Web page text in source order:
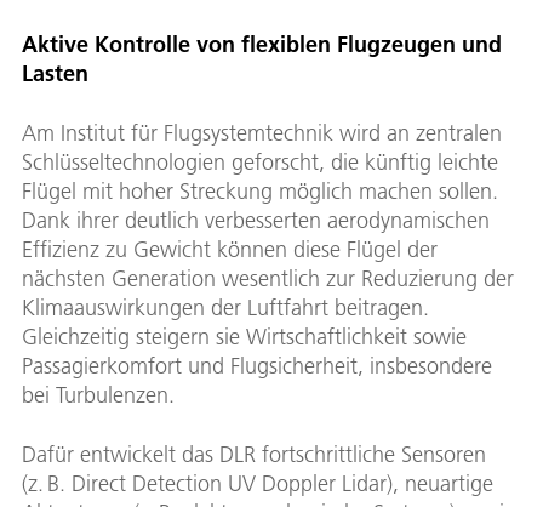
Aktive Kontrolle von flexiblen Flugzeugen und
Lasten
Am Institut für Flugsystemtechnik wird an zentralen
Schlüsseltechnologien geforscht, die künftig leichte
Flügel mit hoher Streckung möglich machen sollen.
Dank ihrer deutlich verbesserten aerodynamischen
Effizienz zu Gewicht können diese Flügel der
nächsten Generation wesentlich zur Reduzierung der
Klimaauswirkungen der Luftfahrt beitragen.
Gleichzeitig steigern sie Wirtschaftlichkeit sowie
Passagierkomfort und Flugsicherheit, insbesondere
bei Turbulenzen.
Dafür entwickelt das DLR fortschrittliche Sensoren
(z. B. Direct Detection UV Doppler Lidar), neuartige